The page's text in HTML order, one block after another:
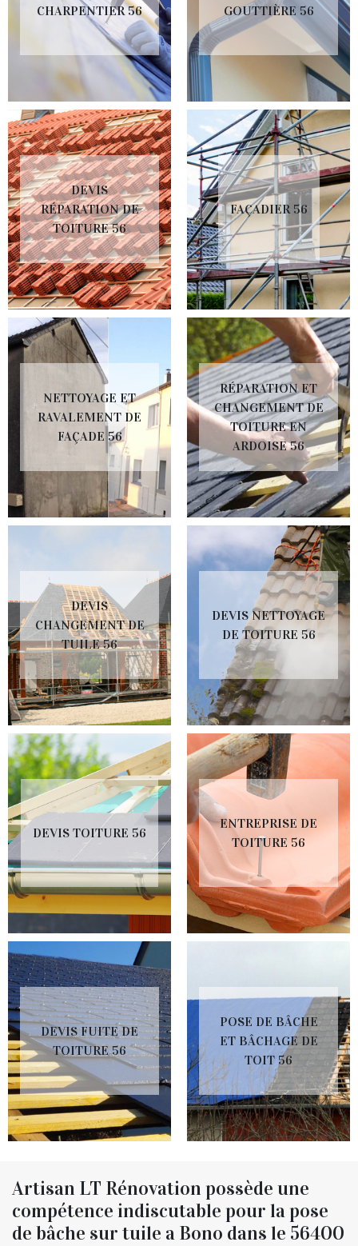
CHARPENTIER 56
GOUTTIÈRE 56
DEVIS
RÉPARATION DE
TOITURE 56
FAÇADIER 56
NETTOYAGE ET
RAVALEMENT DE
FAÇADE 56
RÉPARATION ET
CHANGEMENT DE
TOITURE EN
ARDOISE 56
DEVIS
CHANGEMENT DE
TUILE 56
DEVIS NETTOYAGE
DE TOITURE 56
DEVIS TOITURE 56
ENTREPRISE DE
TOITURE 56
DEVIS FUITE DE
TOITURE 56
POSE DE BÂCHE
ET BÂCHAGE DE
TOIT 56
Artisan LT Rénovation possède une
compétence indiscutable pour la pose
de bâche sur tuile a Bono dans le 56400